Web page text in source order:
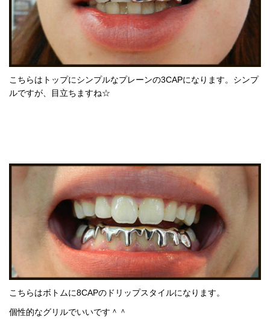
こちらはトップにシンプルなプレーンの3CAPになります。シンプ
ルですが、目立ちますね☆
こちらはボトムに8CAPのドリップスタイルになります。
個性的なグリルでいいです＾＾